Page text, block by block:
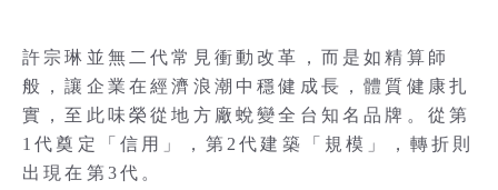
許宗琳並無二代常見衝動改革，而是如精算師
般，讓企業在經濟浪潮中穩健成長，體質健康扎
實，至此味榮從地方廠蛻變全台知名品牌。從第
1代奠定「信用」，第2代建築「規模」，轉折則
出現在第3代。